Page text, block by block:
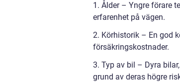
1. Ålder – Yngre förare
erfarenhet på vägen.
2. Körhistorik – En god
försäkringskostnader.
3. Typ av bil – Dyra
grund av deras högre